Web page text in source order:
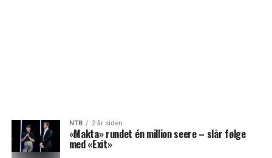
NTB 2 år siden
«Makta» rundet én million seere – slår følge
med «Exit»